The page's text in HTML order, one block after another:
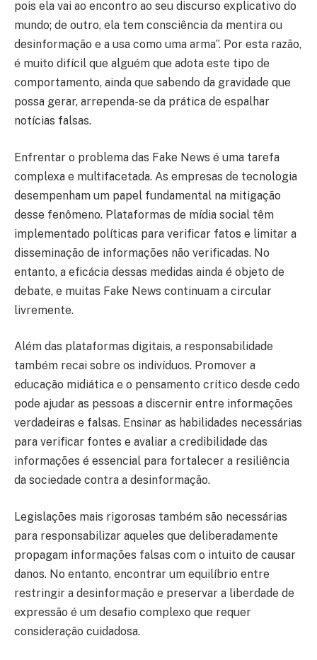
pois ela vai ao encontro ao seu discurso explicativo do
mundo; de outro, ela tem consciência da mentira ou
desinformação e a usa como uma arma”. Por esta razão,
é muito difícil que alguém que adota este tipo de
comportamento, ainda que sabendo da gravidade que
possa gerar, arrependa-se da prática de espalhar
notícias falsas.
Enfrentar o problema das Fake News é uma tarefa
complexa e multifacetada. As empresas de tecnologia
desempenham um papel fundamental na mitigação
desse fenômeno. Plataformas de mídia social têm
implementado políticas para verificar fatos e limitar a
disseminação de informações não verificadas. No
entanto, a eficácia dessas medidas ainda é objeto de
debate, e muitas Fake News continuam a circular
livremente.
Além das plataformas digitais, a responsabilidade
também recai sobre os indivíduos. Promover a
educação midiática e o pensamento crítico desde cedo
pode ajudar as pessoas a discernir entre informações
verdadeiras e falsas. Ensinar as habilidades necessárias
para verificar fontes e avaliar a credibilidade das
informações é essencial para fortalecer a resiliência
da sociedade contra a desinformação.
Legislações mais rigorosas também são necessárias
para responsabilizar aqueles que deliberadamente
propagam informações falsas com o intuito de causar
danos. No entanto, encontrar um equilíbrio entre
restringir a desinformação e preservar a liberdade de
expressão é um desafio complexo que requer
consideração cuidadosa.